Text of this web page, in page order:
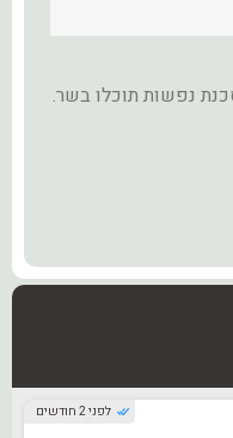
נפשות תוכלו בשר.
לפני 2 חודשים